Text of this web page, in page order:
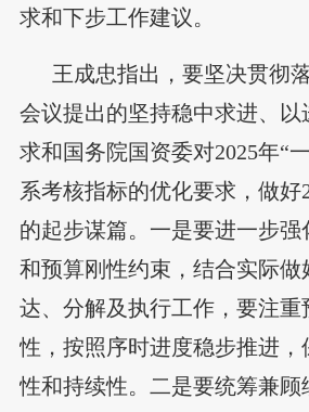
求和下步工作建议。
王成忠指出，要坚决贯彻
会议提出的坚持稳中求进、以
求和国务院国资委对2025年“
系考核指标的优化要求，做好
的起步谋篇。一是要进一步强
和预算刚性约束，结合实际做
达、分解及执行工作，要注重
性，按照序时进度稳步推进，
性和持续性。二是要统筹兼顾